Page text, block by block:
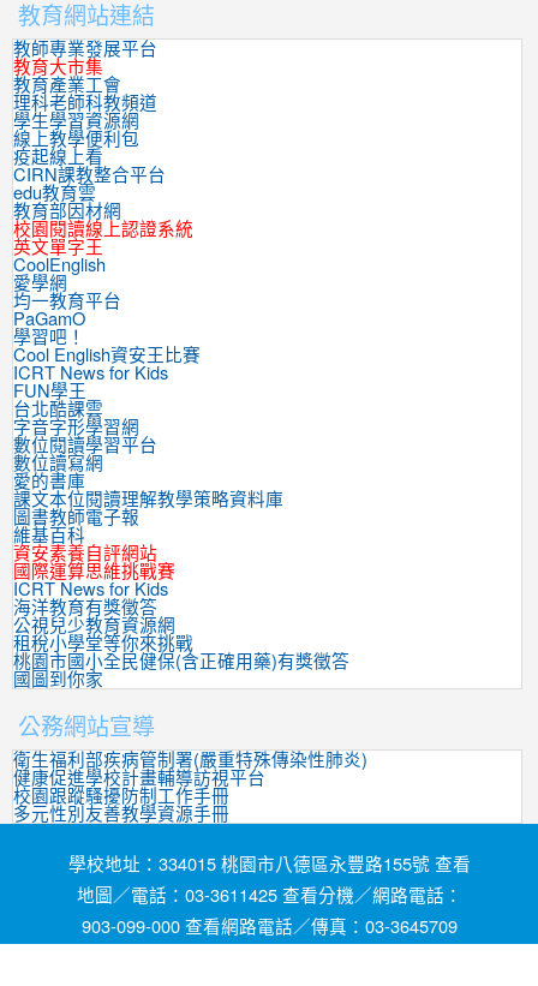
教育網站連結
教師專業發展平台
教育大市集
教育產業工會
理科老師科教頻道
學生學習資源網
線上教學便利包
疫起線上看
CIRN課教整合平台
edu教育雲
教育部因材網
校園閱讀線上認證系統
英文單字王
CoolEnglish
愛學網
均一教育平台
PaGamO
學習吧！
Cool English資安王比賽
ICRT News for Kids
FUN學王
台北酷課雲
字音字形學習網
數位閱讀學習平台
數位讀寫網
愛的書庫
課文本位閱讀理解教學策略資料庫
圖書教師電子報
維基百科
資安素養自評網站
國際運算思維挑戰賽
ICRT News for Kids
海洋教育有獎徵答
公視兒少教育資源網
租稅小學堂等你來挑戰
桃園市國小全民健保(含正確用藥)有獎徵答
國圖到你家
公務網站宣導
衛生福利部疾病管制署(嚴重特殊傳染性肺炎)
健康促進學校計畫輔導訪視平台
校園跟蹤騷擾防制工作手冊
多元性別友善教學資源手冊
學校地址：334015 桃園市八德區永豐路155號 查看
地圖／電話：03-3611425 查看分機／網路電話：
903-099-000 查看網路電話／傳真：03-3645709